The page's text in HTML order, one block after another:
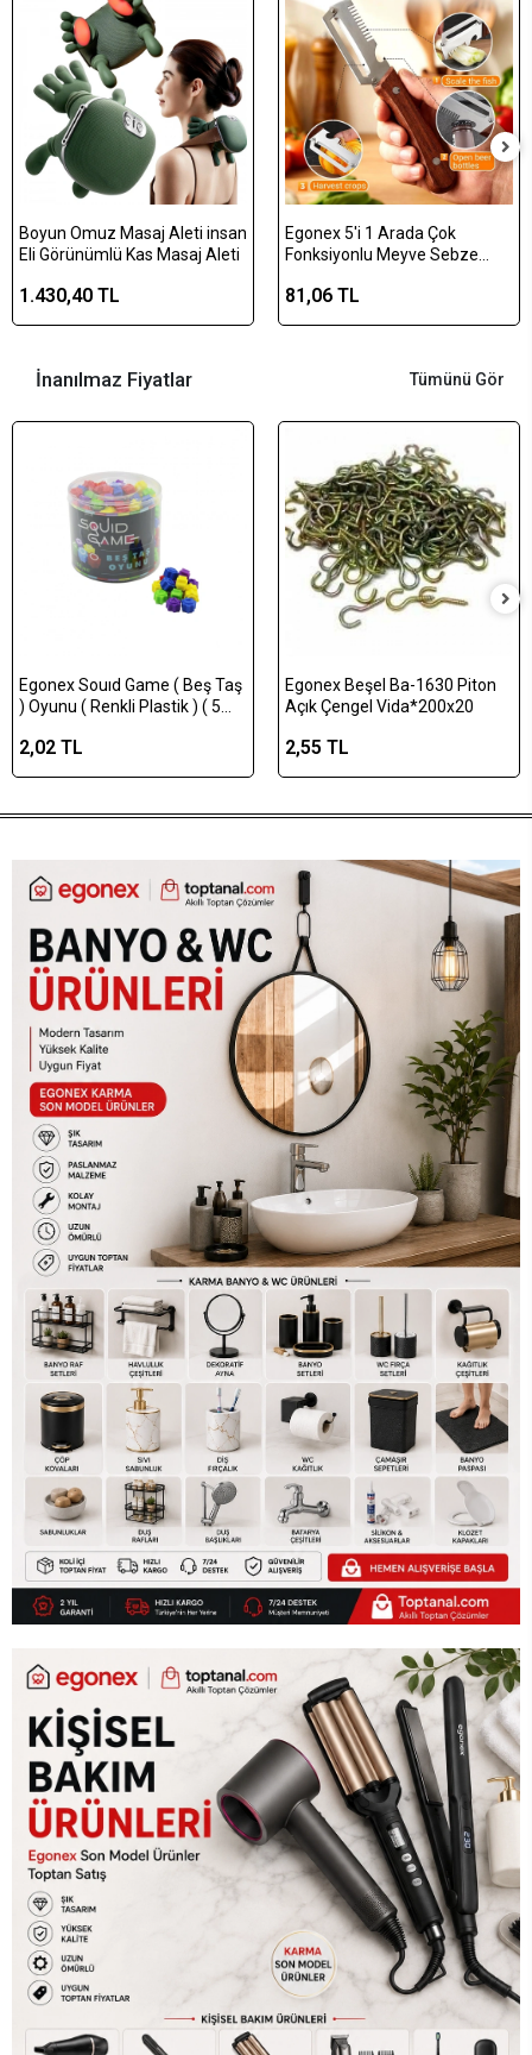
Boyun Omuz Masaj Aleti insan
Eli Görünümlü Kas Masaj Aleti
1.430,40 TL
Egonex 5'i 1 Arada Çok
Fonksiyonlu Meyve Sebze
Şişe Açacağı – Ahşap Saplı
81,06 TL
İnanılmaz Fiyatlar Tümünü Gör
Egonex Souıd Game ( Beş Taş
) Oyunu ( Renkli Plastik ) ( 5
)*250x24
2,02 TL
Egonex Beşel Ba-1630 Piton
Açık Çengel Vida*200x20
2,55 TL